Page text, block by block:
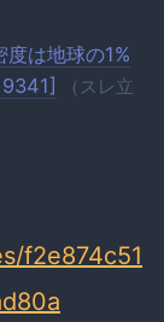
度は地球の1%
（スレ立
f2e874c51